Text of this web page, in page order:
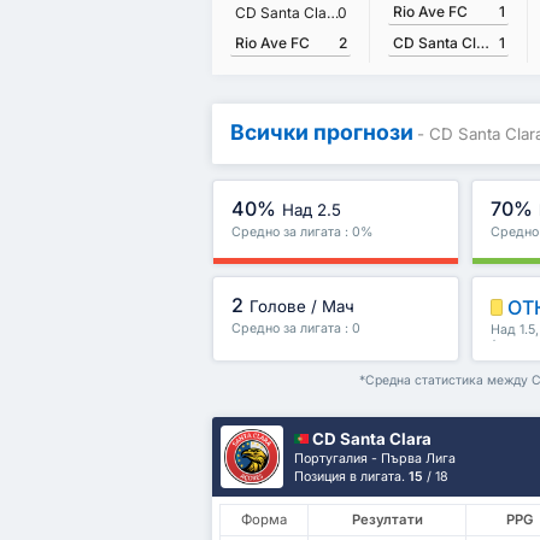
CD Santa Clara0
Rio Ave FC
2
Rio Ave FC
1
CD Santa Clara 1
Всички прогнози - CD Santa
40% Над 2.5
Средно за лигата : 0%
70%
Средно
2 Голове / Мач
Средно за лигата : 0
Над
/второ
*Средна статистика между
CD Santa Clara
Португалия - Първа Лига
Позиция в лигата.15 / 18
Форма Резултати
PPG